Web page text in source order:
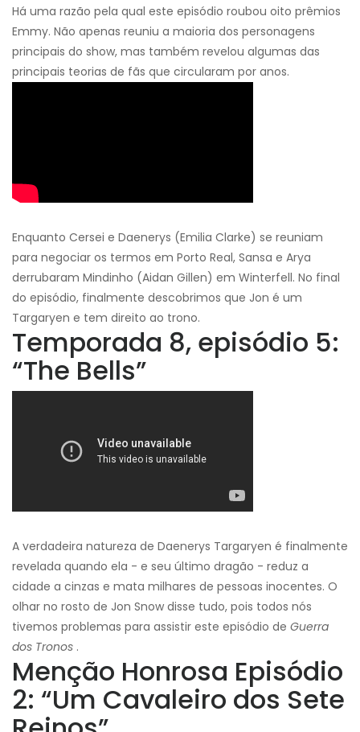
Há uma razão pela qual este episódio roubou oito prêmios
Emmy. Não apenas reuniu a maioria dos personagens
principais do show, mas também revelou algumas das
principais teorias de fãs que circularam por anos.
Enquanto Cersei e Daenerys (Emilia Clarke) se reuniam
para negociar os termos em Porto Real, Sansa e Arya
derrubaram Mindinho (Aidan Gillen) em Winterfell. No final
do episódio, finalmente descobrimos que Jon é um
Targaryen e tem direito ao trono.
Temporada 8, episódio 5:
“The Bells”
A verdadeira natureza de Daenerys Targaryen é finalmente
revelada quando ela - e seu último dragão - reduz a
cidade a cinzas e mata milhares de pessoas inocentes. O
olhar no rosto de Jon Snow disse tudo, pois todos nós
tivemos problemas para assistir este episódio de Guerra
dos Tronos .
Menção Honrosa Episódio
2: “Um Cavaleiro dos Sete